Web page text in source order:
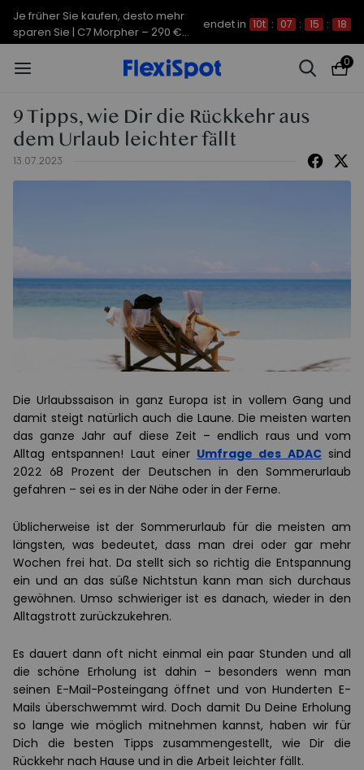
Je früher Sie kaufen, desto mehr
sparen Sie | C7 Morpher – 290 €
Rabatt
endet in 10t : 07 : 15 : 18
0
9 Tipps, wie Dir die Rückkehr aus
dem Urlaub leichter fällt
13.07.2023
Die Urlaubssaison in ganz Europa ist in vollem Gang und
damit steigt natürlich auch die Laune. Die meisten warten
das ganze Jahr auf diese Zeit – endlich raus und vom
Alltag entspannen! Laut einer Umfrage des ADACsind
2022 68 Prozent der Deutschen in den Sommerurlaub
gefahren – sei es in der Nähe oder in der Ferne.
Üblicherweise ist der Sommerurlaub für die meisten am
längsten, was bedeutet, dass man drei oder gar mehr
Wochen frei hat. Da stellt sich so richtig die Entspannung
ein und an das süße Nichtstun kann man sich durchaus
gewöhnen. Umso schwieriger ist es danach, wieder in den
Alltagstrott zurückzukehren.
Es dauert dann oft nicht einmal ein paar Stunden und all
die schöne Erholung ist dahin – besonders wenn man
seinen E-Mail-Posteingang öffnet und von Hunderten E-
Mails überschwemmt wird. Doch damit Du Deine Erholung
so lange wie möglich mitnehmen kannst, haben wir für
Dich die besten Tipps zusammengestellt, wie Dir die
Rückkehr nach Hause und in die Arbeit leichter fällt.